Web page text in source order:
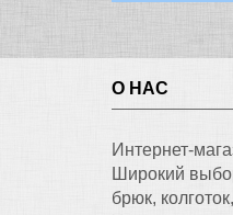
О НАС
Интернет-
Широкий
брюк,